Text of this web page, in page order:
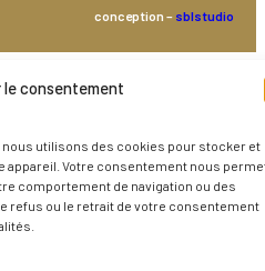
le consentement
utilisons des cookies pour stocker et
appareil. Votre consentement nous
comportement de navigation ou des
refus ou le retrait de votre consentement
conception – sblstudio